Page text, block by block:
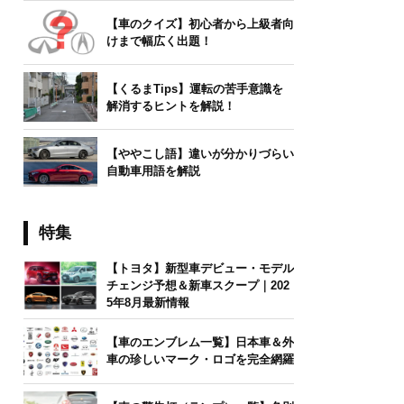
【車のクイズ】初心者から上級者向
けまで幅広く出題！
【くるまTips】運転の苦手意識を
解消するヒントを解説！
【ややこし語】違いが分かりづらい
自動車用語を解説
特集
【トヨタ】新型車デビュー・モデル
チェンジ予想＆新車スクープ｜202
5年8月最新情報
【車のエンブレム一覧】日本車＆外
車の珍しいマーク・ロゴを完全網羅